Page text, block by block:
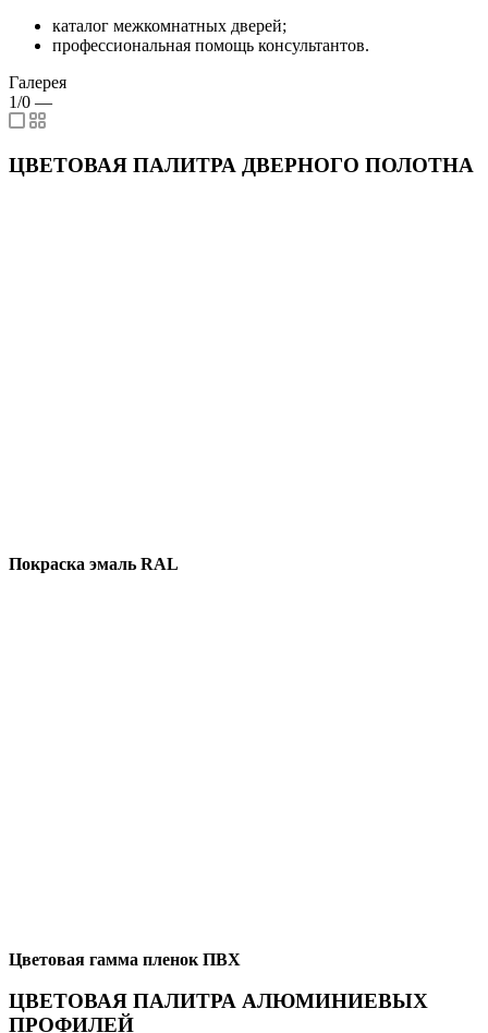
каталог межкомнатных дверей;
профессиональная помощь консультантов.
Галерея
1/0 —
ЦВЕТОВАЯ ПАЛИТРА ДВЕРНОГО ПОЛОТНА
Покраска эмаль RAL
Цветовая гамма пленок ПВХ
ЦВЕТОВАЯ ПАЛИТРА АЛЮМИНИЕВЫХ
ПРОФИЛЕЙ